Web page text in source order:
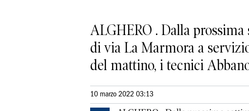
ALGHERO . Dalla
di via La Marmora a
del mattino, i tecnici
10 marzo 2022 03:13